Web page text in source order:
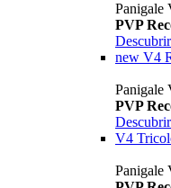
Panigale
PVP
new V4
Panigale
PVP
V4
Panigale